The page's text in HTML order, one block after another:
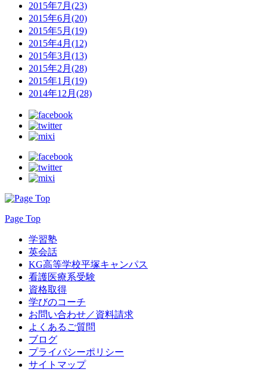
2015年7月(23)
2015年6月(20)
2015年5月(19)
2015年4月(12)
2015年3月(13)
2015年2月(28)
2015年1月(19)
2014年12月(28)
Page Top
学習塾
英会話
KG高等学校平塚キャンパス
看護医療系受験
資格取得
学びのコーチ
お問い合わせ／資料請求
よくあるご質問
ブログ
プライバシーポリシー
サイトマップ